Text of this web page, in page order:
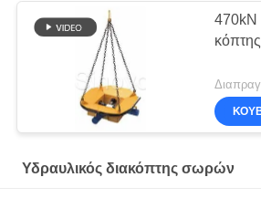
470kN
Υδραυλικός διακόπτης σωρών